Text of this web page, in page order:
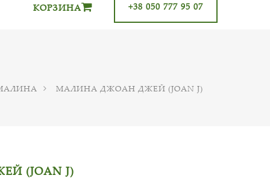
+38 050 777 95 07
КОРЗИНА
МАЛИНА ДЖОАН ДЖЕЙ (JOAN J)
(JOAN J)